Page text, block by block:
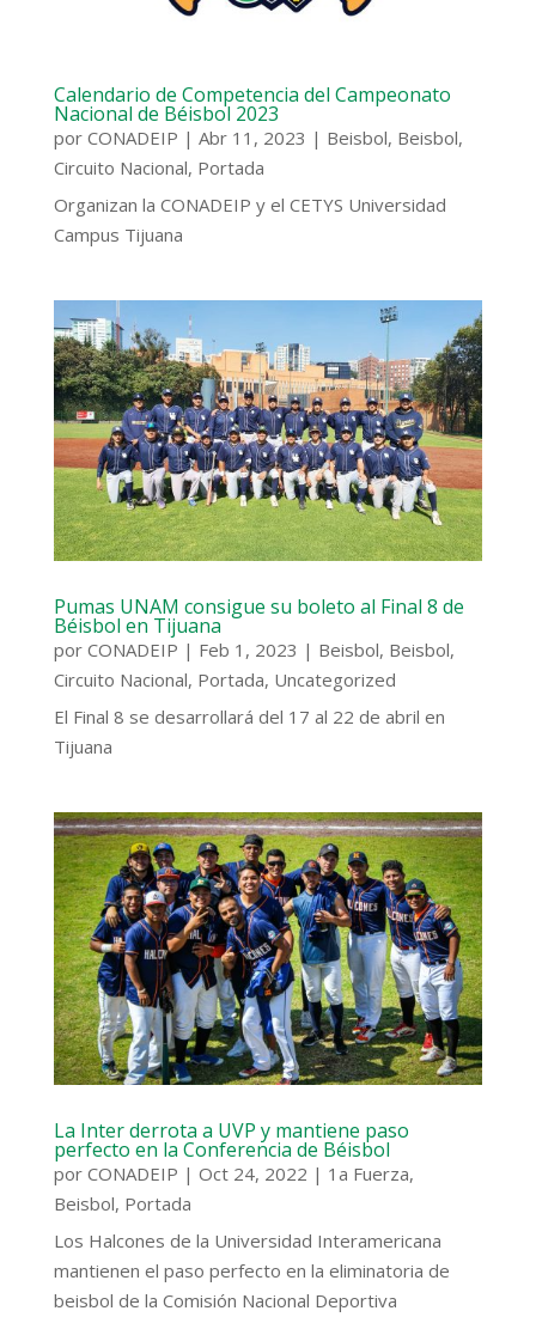
Calendario de Competencia del Campeonato
Nacional de Béisbol 2023
por CONADEIP | Abr 11, 2023 | Beisbol, Beisbol,
Circuito Nacional, Portada
Organizan la CONADEIP y el CETYS Universidad
Campus Tijuana
Pumas UNAM consigue su boleto al Final 8 de
Béisbol en Tijuana
por CONADEIP | Feb 1, 2023 | Beisbol, Beisbol,
Circuito Nacional, Portada, Uncategorized
El Final 8 se desarrollará del 17 al 22 de abril en
Tijuana
La Inter derrota a UVP y mantiene paso
perfecto en la Conferencia de Béisbol
por CONADEIP | Oct 24, 2022 | 1a Fuerza,
Beisbol, Portada
Los Halcones de la Universidad Interamericana
mantienen el paso perfecto en la eliminatoria de
beisbol de la Comisión Nacional Deportiva